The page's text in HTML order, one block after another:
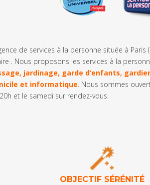
de services à la personne située à Paris
. Nous proposons les services à la
jardinage, garde d’enfants,
et informatique. Nous sommes
et le samedi sur rendez-vous.
OBJECTIF SÉRÉNITÉ